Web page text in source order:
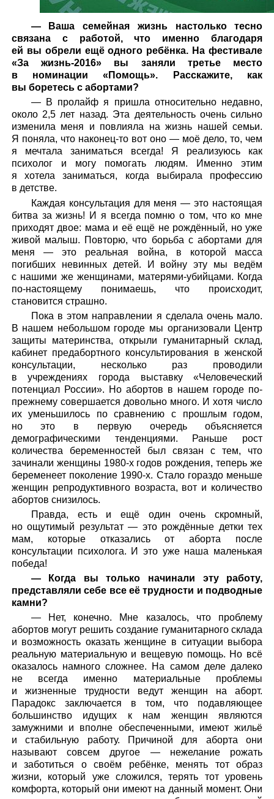
— Ваша семейная жизнь настолько тесно
связана с работой, что именно благодаря
ей вы обрели ещё одного ребёнка. На фестивале
«За жизнь-2016» вы заняли третье место
в номинации «Помощь». Расскажите, как
вы боретесь с абортами?
— В пролайф я пришла относительно недавно,
около 2,5 лет назад. Эта деятельность очень сильно
изменила меня и повлияла на жизнь нашей семьи.
Я поняла, что наконец-то вот оно — моё дело, то, чем
я мечтала заниматься всегда! Я реализуюсь как
психолог и могу помогать людям. Именно этим
я хотела заниматься, когда выбирала профессию
в детстве.
Каждая консультация для меня — это настоящая
битва за жизнь! И я всегда помню о том, что ко мне
приходят двое: мама и её ещё не рождённый, но уже
живой малыш. Повторю, что борьба с абортами для
меня — это реальная война, в которой масса
погибших невинных детей. И войну эту мы ведём
с нашими же женщинами, матерями-убийцами. Когда
по-настоящему понимаешь, что происходит,
становится страшно.
Пока в этом направлении я сделала очень мало.
В нашем небольшом городе мы организовали Центр
защиты материнства, открыли гуманитарный склад,
кабинет предабортного консультирования в женской
консультации, несколько раз проводили
в учреждениях города выставку «Человеческий
потенциал России». Но абортов в нашем городе по-
прежнему совершается довольно много. И хотя число
их уменьшилось по сравнению с прошлым годом,
но это в первую очередь объясняется
демографическими тенденциями. Раньше рост
количества беременностей был связан с тем, что
зачинали женщины 1980-х годов рождения, теперь же
беременеет поколение 1990-х. Стало гораздо меньше
женщин репродуктивного возраста, вот и количество
абортов снизилось.
Правда, есть и ещё один очень скромный,
но ощутимый результат — это рождённые детки тех
мам, которые отказались от аборта после
консультации психолога. И это уже наша маленькая
победа!
— Когда вы только начинали эту работу,
представляли себе все её трудности и подводные
камни?
— Нет, конечно. Мне казалось, что проблему
абортов могут решить создание гуманитарного склада
и возможность оказать женщине в ситуации выбора
реальную материальную и вещевую помощь. Но всё
оказалось намного сложнее. На самом деле далеко
не всегда именно материальные проблемы
и жизненные трудности ведут женщин на аборт.
Парадокс заключается в том, что подавляющее
большинство идущих к нам женщин являются
замужними и вполне обеспеченными, имеют жильё
и стабильную работу. Причиной для аборта они
называют совсем другое — нежелание рожать
и заботиться о своём ребёнке, менять тот образ
жизни, который уже сложился, терять тот уровень
комфорта, который они имеют на данный момент. Они